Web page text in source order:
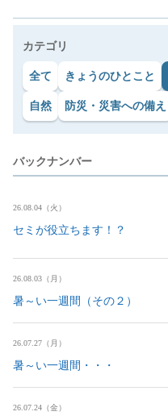
カテゴリ
全て きょうのひとこと
自然 防災・災害への備え
バックナンバー
26.08.04（火）
セミが役立ちます！？
26.08.03（月）
暑～い一週間（その２）
26.07.27（月）
暑～い一週間・・・
26.07.24（金）